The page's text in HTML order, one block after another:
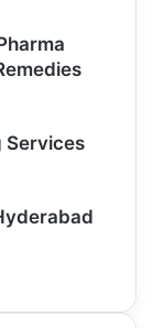
Services